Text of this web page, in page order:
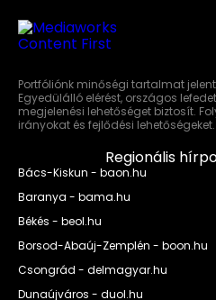
Portfóliónk minőségi tartalmat
Egyedülálló elérést, országos
megjelenési lehetőséget biztosít.
irányokat és fejlődési
Regionális
Bács-Kiskun - baon.hu
Baranya - bama.hu
Békés - beol.hu
Borsod-Abaúj-Zemplén - boon.hu
Csongrád - delmagyar.hu
Dunaújváros - duol.hu